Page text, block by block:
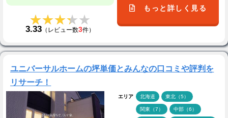
★★★★★
★★★★★
3.33 （レビュー数3件）
もっと詳しく見る
ユニバーサルホームの坪単価とみんなの口コミや評判を
リサーチ！
エリア 北海道 東北（5）
関東（7） 中部（6）